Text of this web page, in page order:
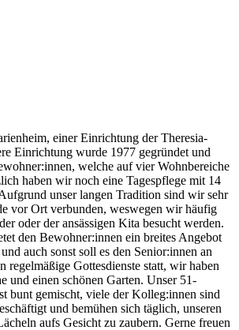
einer Einrichtung der Theresia-
Einrichtung wurde 1977 gegründet und
welche auf vier Wohnbereiche
haben wir noch eine Tagespflege mit 14
unser langen Tradition sind wir sehr
vor Ort verbunden, weswegen wir häufig
oder der ansässigen Kita besucht werden.
den Bewohner:innen ein breites Angebot
auch sonst soll es den Senior:innen an
regelmäßige Gottesdienste statt, wir haben
und einen schönen Garten. Unser 51-
bunt gemischt, viele der Kolleg:innen sind
und bemühen sich täglich, unseren
aufs Gesicht zu zaubern. Gerne freuen